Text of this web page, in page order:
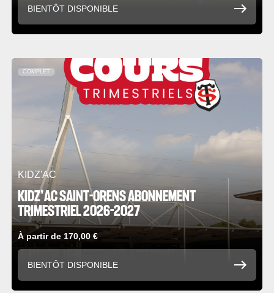
BIENTÔT DISPONIBLE
COMPLET
KIDZ'AC
KIDZ'AC SAINT-ORENS ABONNEMENT
TRIMESTRIEL 2026-2027
À partir de 170,00 €
BIENTÔT DISPONIBLE